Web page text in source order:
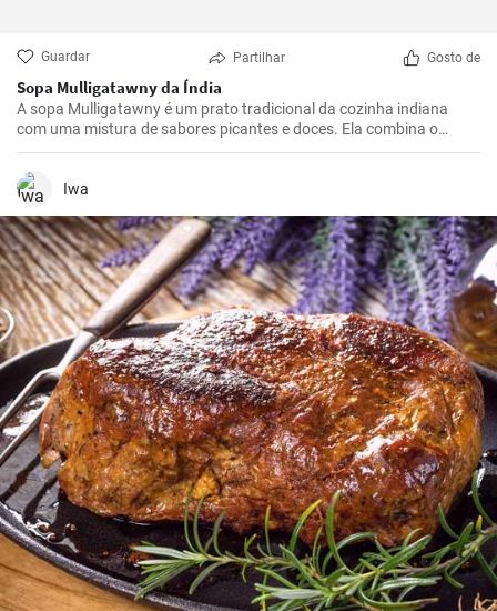
Guardar Partilhar Gosto de
Sopa Mulligatawny da Índia
A sopa Mulligatawny é um prato tradicional da cozinha indiana
com uma mistura de sabores picantes e doces. Ela combina o
melhor do Ocidente e do Oriente e também é muito popular em seu
país de origem, a Grã-Bretanha. Esta saborosa sopa de frango com
lentilhas e maçãs pode ser servida como prato principal.
Iwa